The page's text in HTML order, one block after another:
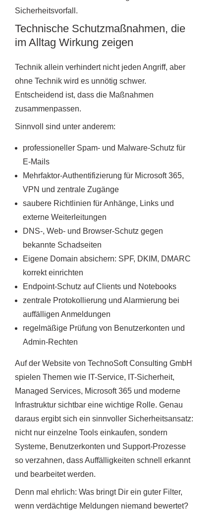
Sicherheitsvorfall.
Technische Schutzmaßnahmen, die
im Alltag Wirkung zeigen
Technik allein verhindert nicht jeden Angriff, aber
ohne Technik wird es unnötig schwer.
Entscheidend ist, dass die Maßnahmen
zusammenpassen.
Sinnvoll sind unter anderem:
professioneller Spam- und Malware-Schutz für
E-Mails
Mehrfaktor-Authentifizierung für Microsoft 365,
VPN und zentrale Zugänge
saubere Richtlinien für Anhänge, Links und
externe Weiterleitungen
DNS-, Web- und Browser-Schutz gegen
bekannte Schadseiten
Eigene Domain absichern: SPF, DKIM, DMARC
korrekt einrichten
Endpoint-Schutz auf Clients und Notebooks
zentrale Protokollierung und Alarmierung bei
auffälligen Anmeldungen
regelmäßige Prüfung von Benutzerkonten und
Admin-Rechten
Auf der Website von TechnoSoft Consulting GmbH
spielen Themen wie IT-Service, IT-Sicherheit,
Managed Services, Microsoft 365 und moderne
Infrastruktur sichtbar eine wichtige Rolle. Genau
daraus ergibt sich ein sinnvoller Sicherheitsansatz:
nicht nur einzelne Tools einkaufen, sondern
Systeme, Benutzerkonten und Support-Prozesse
so verzahnen, dass Auffälligkeiten schnell erkannt
und bearbeitet werden.
Denn mal ehrlich: Was bringt Dir ein guter Filter,
wenn verdächtige Meldungen niemand bewertet?